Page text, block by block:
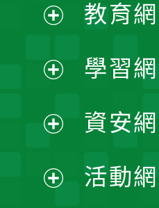
選
單
開
選
單
開
選
單
開
選
開
教育
學習
資安
活動